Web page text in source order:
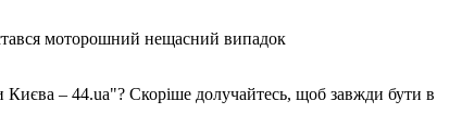
моторошний нещасний випадок
– 44.ua"? Скоріше долучайтесь, щоб завжди бути в